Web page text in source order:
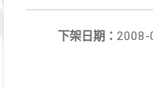
下架日期： 2008-